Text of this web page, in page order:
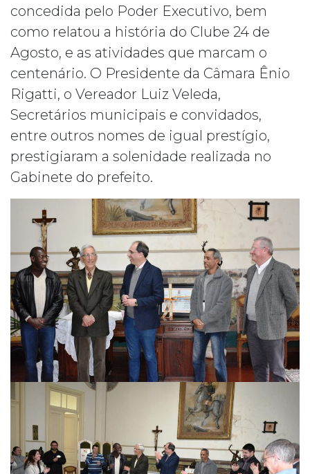
concedida pelo Poder Executivo, bem
como relatou a história do Clube 24 de
Agosto, e as atividades que marcam o
centenário. O Presidente da Câmara Ênio
Rigatti, o Vereador Luiz Veleda,
Secretários municipais e convidados,
entre outros nomes de igual prestígio,
prestigiaram a solenidade realizada no
Gabinete do prefeito.